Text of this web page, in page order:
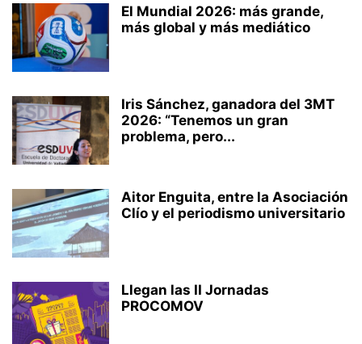
El Mundial 2026: más grande,
más global y más mediático
Iris Sánchez, ganadora del 3MT
2026: “Tenemos un gran
problema, pero...
Aitor Enguita, entre la Asociación
Clío y el periodismo universitario
Llegan las II Jornadas
PROCOMOV